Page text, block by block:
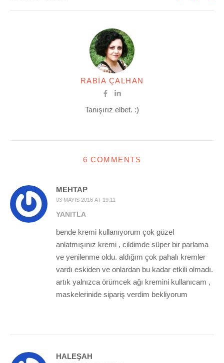
RABIA ÇALHAN
Tanışırız elbet. :)
6 COMMENTS
MEHTAP
03 MAYIS 2016 AT 19:11
YANITLA
bende kremi kullanıyorum çok güzel
anlatmışınız kremi , cildimde süper bir parlama
ve yenilenme oldu. aldığım çok pahalı kremler
vardı eskiden ve onlardan bu kadar etkili olmadı.
artık yalnızca örümcek ağı kremini kullanıcam ,
maskelerinide sipariş verdim bekliyorum
HALEŞAH